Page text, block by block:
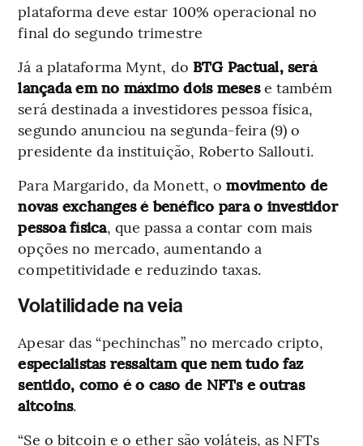
plataforma deve estar 100% operacional no
final do segundo trimestre
Já a plataforma Mynt, do BTG Pactual, será
lançada em no máximo dois mesese também
será destinada a investidores pessoa física,
segundo anunciou na segunda-feira (9) o
presidente da instituição, Roberto Sallouti.
Para Margarido, da Monett, omovimento de
novas exchanges é benéfico para o investidor
pessoa física, que passa a contar com mais
opções no mercado, aumentando a
competitividade e reduzindo taxas.
Volatilidade na veia
Apesar das “pechinchas” no mercado cripto,
especialistas ressaltam que nem tudo faz
sentido, como é o caso de NFTs e outras
altcoins.
“Se o bitcoin e o ether são voláteis, as NFTs